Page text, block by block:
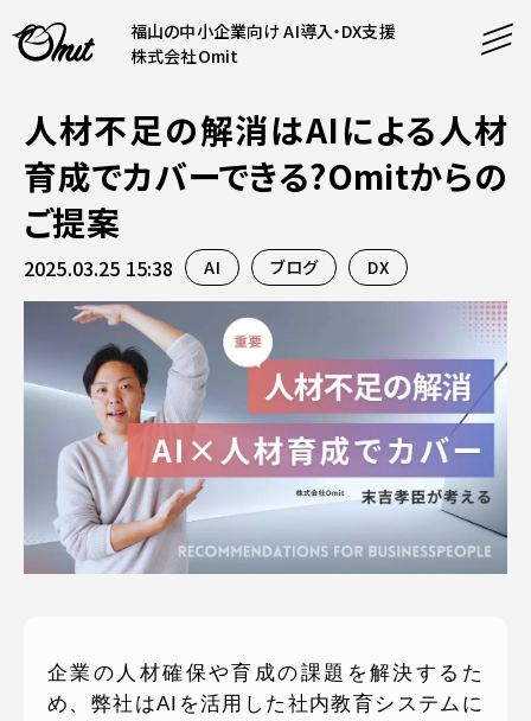
福山の中小企業向け AI導入・DX支援
株式会社Omit
SERVICE
事業内容
AI導入支援
システム開発
ホームページ制作
CONTENT
コンテンツ
課題解決
制作実績
料金表
COMPANY
企業案内
会社概要
採用情報
お知らせ
よくある質問
PRODUCTS
運営サービス
ピッパサック
( 24時間365日いつでも受付対応 )
人材不足の解消はAIによる人材
育成でカバーできる?Omitからの
ご提案
2025.03.25 15:38 AI ブログ DX
企業の人材確保や育成の課題を解決するた
め、弊社はAIを活用した社内教育システムに